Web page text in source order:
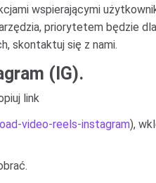
wspierającymi
priorytetem będzie
skontaktuj się z nami.
(IG).
link
video-reels-instagram),